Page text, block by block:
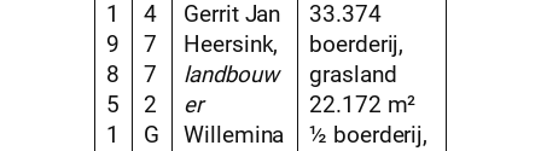
1
9
8
5
1
4
7
7
2
G
Gerrit Jan
Heersink,
landbouw
er
Willemina
33.374
boerderij,
grasland
22.172 m²
½ boerderij,